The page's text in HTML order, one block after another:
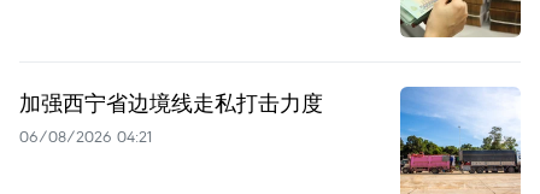
加强西宁省边境线走私打击力度
06/08/2026 04:21